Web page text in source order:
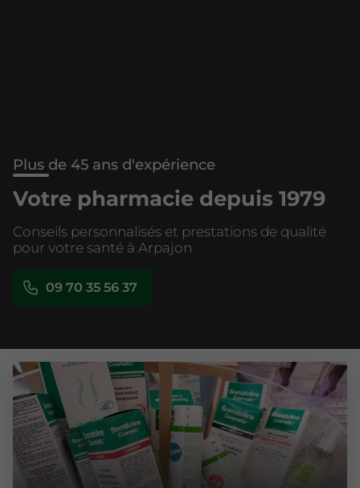
Plus de 45 ans d'expérience
Votre pharmacie depuis 1979
Conseils personnalisés et prestations de qualité
pour votre santé à Arpajon
09 70 35 56 37